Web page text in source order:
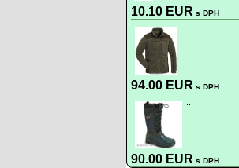
10.10 EUR s DPH
94.00 EUR s DPH
90.00 EUR s DPH